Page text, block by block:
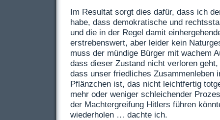
Im Resultat sorgt dies dafür, dass ich
habe, dass demokratische und
und die in der Regel damit
erstrebenswert, aber leider kein
muss der mündige Bürger mit wachem
dass dieser Zustand nicht verloren
dass unser friedliches Zusammenleben
Pflänzchen ist, das nicht leichtfertig
mehr oder weniger schleichender
der Machtergreifung Hitlers führen
wiederholen … dachte ich.